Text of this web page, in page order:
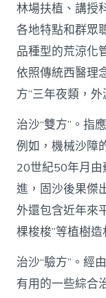
林場扶植、講授
各地特點和群眾
品種型的荒涼化
依照傳統西醫理
方”三年夜類，外
治沙“雙方”。指
例如，機械沙障
20世紀50年月
進，固沙後果傑
外還包含近年來
棵梭梭”等植樹造
治沙“驗方”。經
有用的一些綜合